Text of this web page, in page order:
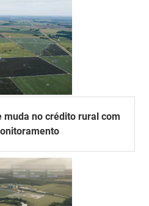
muda no crédito rural com